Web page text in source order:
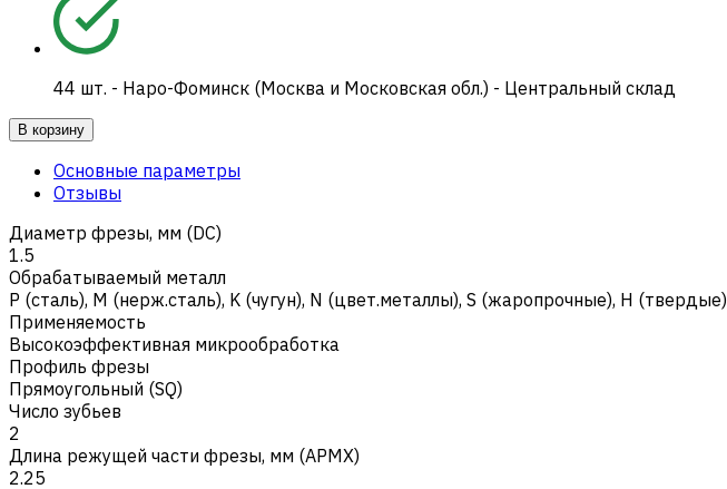
44 шт. - Наро-Фоминск (Москва и Московская обл.) - Центральный склад
В корзину
Основные параметры
Отзывы
Диаметр фрезы, мм (DC)
1.5
Обрабатываемый металл
Р (сталь), M (нерж.сталь), K (чугун), N (цвет.металлы), S (жаропрочные), H (твердые)
Применяемость
Высокоэффективная микрообработка
Профиль фрезы
Прямоугольный (SQ)
Число зубьев
2
Длина режущей части фрезы, мм (APMX)
2.25